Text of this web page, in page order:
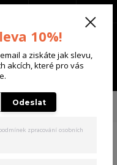
Menu
mikina s kapucí System Allover
10%!
a ziskáte jak slevu,
akcích, které pro vás
Odeslat
zpracování osobních